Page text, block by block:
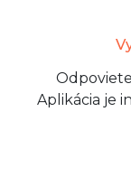
Aplikácia je